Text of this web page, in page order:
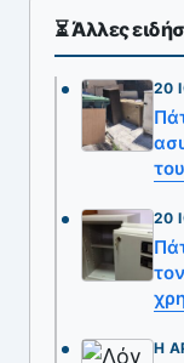
⏳ Άλλες
20
20
Η